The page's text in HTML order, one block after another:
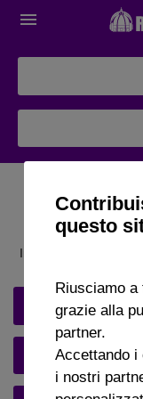
Invia le tue
questo
Riusciamo a
grazie alla
partner.
Accettando i
i nostri